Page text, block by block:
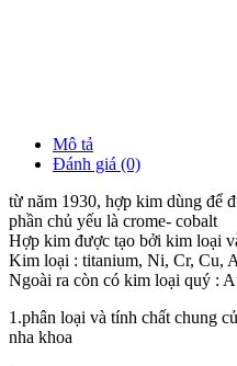
Mô tả
Đánh giá (0)
từ năm 1930, hợp kim dùng để
phần chủ yếu là crome- cobalt
Hợp kim được tạo bởi kim loại
Kim loại : titanium, Ni, Cr, Cu,
Ngoài ra còn có kim loại quý :
1.phân loại và tính chất chung
nha khoa